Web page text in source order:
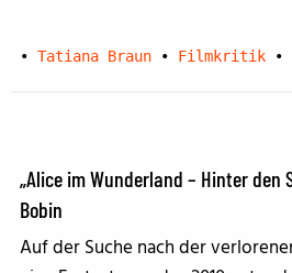
• Tatiana Braun • Filmkritik •
„Alice im Wunderland – Hinter den
Bobin
Auf der Suche nach der